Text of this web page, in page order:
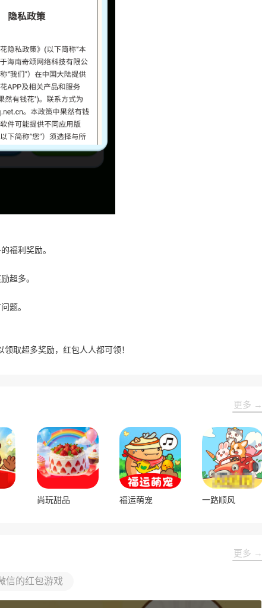
福利奖励。
超多。
题。
取超多奖励，红包人人都可领！
更多 →
尚玩甜品 福运萌宠 一路顺风
更多 →
信的红包游戏